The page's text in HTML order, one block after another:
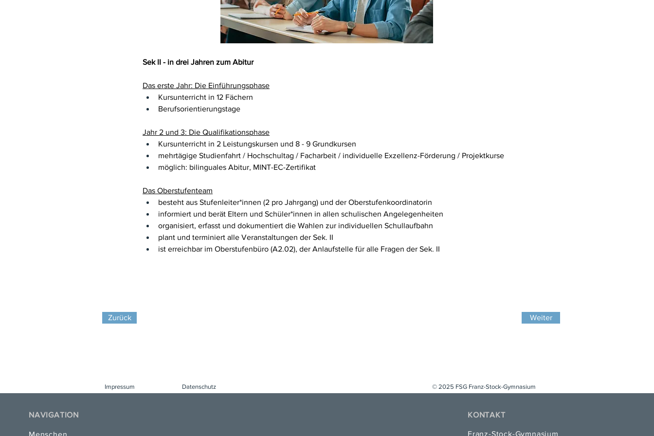
Sek II - in drei Jahren zum Abitur
Das erste Jahr: Die Einführungsphase
Kursunterricht in 12 Fächern
Berufsorientierungstage
Jahr 2 und 3: Die Qualifikationsphase
Kursunterricht in 2 Leistungskursen und 8 - 9 Grundkursen
mehrtägige Studienfahrt / Hochschultag / Facharbeit / individuelle Exzellenz-Förderung / Projektkurse
möglich: bilinguales Abitur, MINT-EC-Zertifikat
Das Oberstufenteam
besteht aus Stufenleiter*innen (2 pro Jahrgang) und der Oberstufenkoordinatorin
informiert und berät Eltern und Schüler*innen in allen schulischen Angelegenheiten
organisiert, erfasst und dokumentiert die Wahlen zur individuellen Schullaufbahn
plant und terminiert alle Veranstaltungen der Sek. II
ist erreichbar im Oberstufenbüro (A2.02), der Anlaufstelle für alle Fragen der Sek. II
Zurück Weiter
Impressum © 2025 FSG Franz-Stock-Gymnasium
Datenschutz
NAVIGATION
Menschen
KONTAKT
Franz-Stock-Gymnasium